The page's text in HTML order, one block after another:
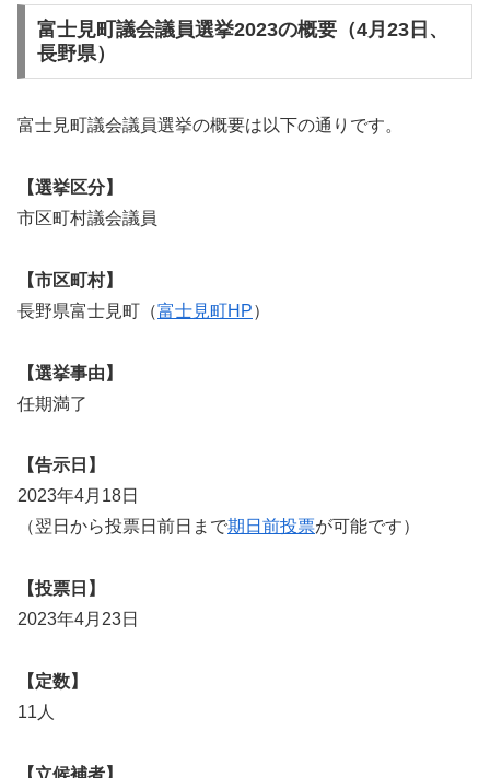
富士見町議会議員選挙2023の概要（4月23日、
長野県）
富士見町議会議員選挙の概要は以下の通りです。
【選挙区分】
市区町村議会議員
【市区町村】
長野県富士見町（富士見町HP）
【選挙事由】
任期満了
【告示日】
2023年4月18日
（翌日から投票日前日まで期日前投票が可能です）
【投票日】
2023年4月23日
【定数】
11人
【立候補者】